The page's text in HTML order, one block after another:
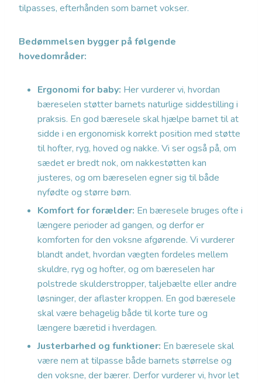
tilpasses, efterhånden som barnet vokser.
Bedømmelsen bygger på følgende
hovedområder:
Ergonomi for baby: Her vurderer vi, hvordan
bæreselen støtter barnets naturlige siddestilling i
praksis. En god bæresele skal hjælpe barnet til at
sidde i en ergonomisk korrekt position med støtte
til hofter, ryg, hoved og nakke. Vi ser også på, om
sædet er bredt nok, om nakkestøtten kan
justeres, og om bæreselen egner sig til både
nyfødte og større børn.
Komfort for forælder: En bæresele bruges ofte i
længere perioder ad gangen, og derfor er
komforten for den voksne afgørende. Vi vurderer
blandt andet, hvordan vægten fordeles mellem
skuldre, ryg og hofter, og om bæreselen har
polstrede skulderstropper, taljebælte eller andre
løsninger, der aflaster kroppen. En god bæresele
skal være behagelig både til korte ture og
længere bæretid i hverdagen.
Justerbarhed og funktioner: En bæresele skal
være nem at tilpasse både barnets størrelse og
den voksne, der bærer. Derfor vurderer vi, hvor let